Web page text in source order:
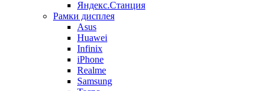
Яндекс.Станция
Рамки дисплея
Asus
Huawei
Infinix
iPhone
Realme
Samsung